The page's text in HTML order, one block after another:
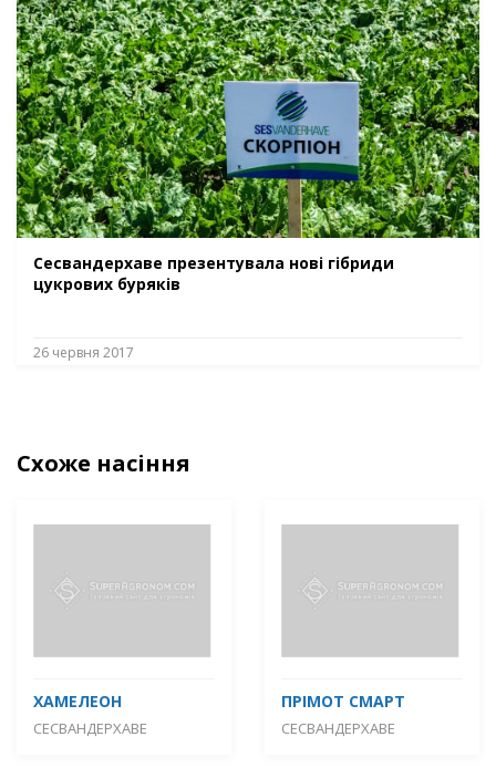
Сесвандерхаве презентувала нові гібриди
цукрових буряків
26 червня 2017
Схоже насіння
ХАМЕЛЕОН
СЕСВАНДЕРХАВЕ
ПРІМОТ СМАРТ
СЕСВАНДЕРХАВЕ